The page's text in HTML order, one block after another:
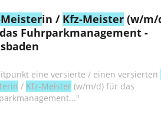
in / Kfz-Meister (w/m/
Fuhrparkmanagement -
eine versierte / einen versierten
/ Kfz-Meister (w/m/d) für das